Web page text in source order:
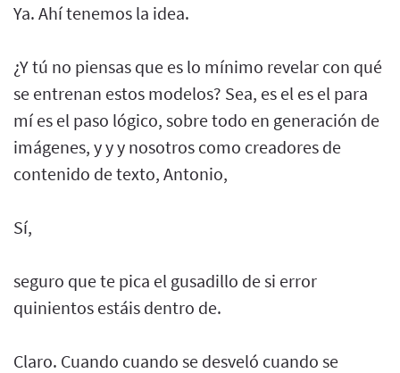
Ya. Ahí tenemos la idea.
¿Y tú no piensas que es lo mínimo revelar con qué
se entrenan estos modelos? Sea, es el es el para
mí es el paso lógico, sobre todo en generación de
imágenes, y y y nosotros como creadores de
contenido de texto, Antonio,
Sí,
seguro que te pica el gusadillo de si error
quinientos estáis dentro de.
Claro. Cuando cuando se desveló cuando se